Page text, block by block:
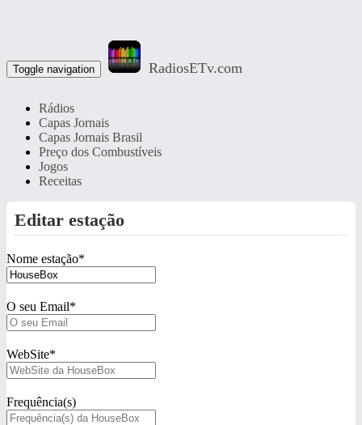
Toggle navigation RadiosETv.com
Rádios
Capas Jornais
Capas Jornais Brasil
Preço dos Combustíveis
Jogos
Receitas
Editar estação
Nome estação*
O seu Email*
WebSite*
Frequência(s)